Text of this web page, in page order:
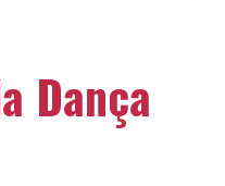
Dança